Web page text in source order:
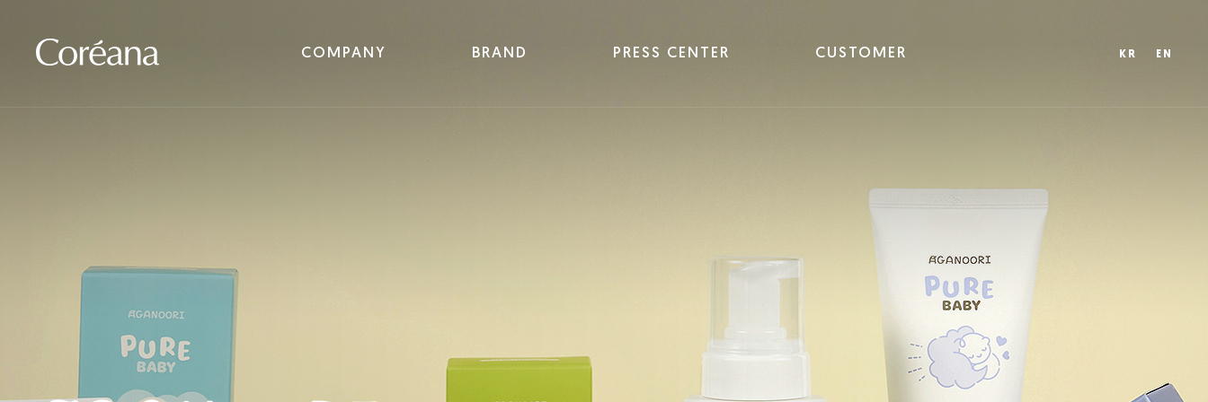
COMPANY BRAND PRESS CENTER CUSTOMER KR EN